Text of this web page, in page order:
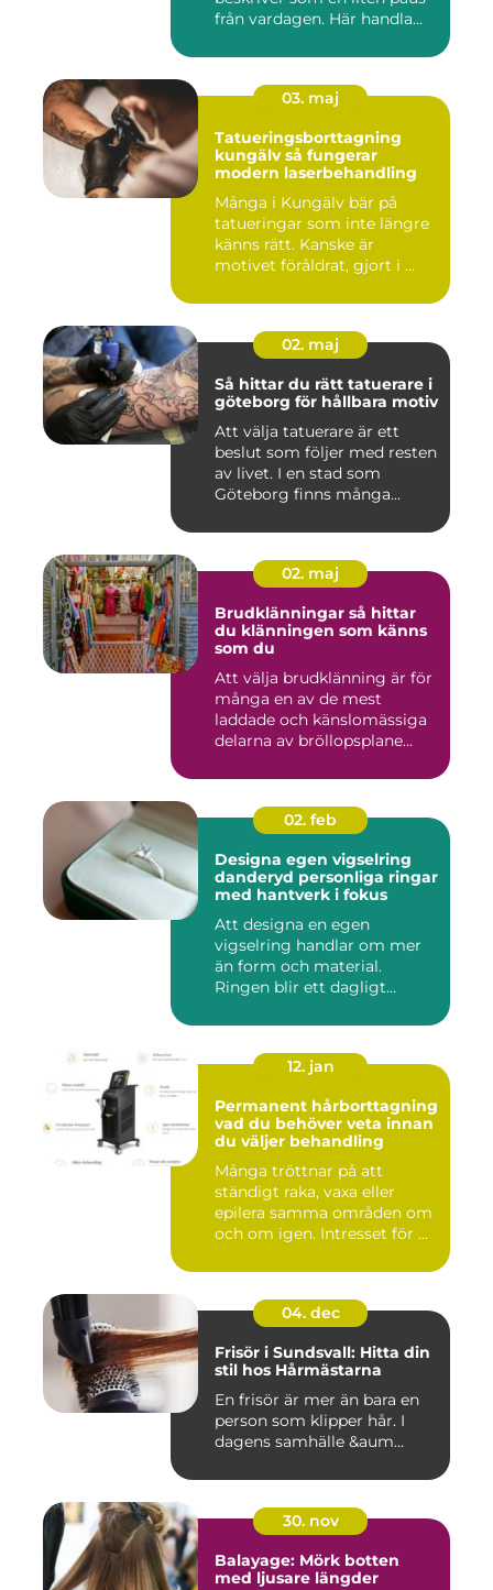
från vardagen. Här handla...
03. maj
Tatueringsborttagning
kungälv så fungerar
modern laserbehandling
Många i Kungälv bär på
tatueringar som inte längre
känns rätt. Kanske är
motivet föråldrat, gjort i ...
02. maj
Så hittar du rätt tatuerare i
göteborg för hållbara motiv
Att välja tatuerare är ett
beslut som följer med resten
av livet. I en stad som
Göteborg finns många...
02. maj
Brudklänningar så hittar
du klänningen som känns
som du
Att välja brudklänning är för
många en av de mest
laddade och känslomässiga
delarna av bröllopsplane...
02. feb
Designa egen vigselring
danderyd personliga ringar
med hantverk i fokus
Att designa en egen
vigselring handlar om mer
än form och material.
Ringen blir ett dagligt
12. jan
Permanent hårborttagning
vad du behöver veta innan
du väljer behandling
Många tröttnar på att
ständigt raka, vaxa eller
epilera samma områden om
och om igen. Intresset för ...
04. dec
Frisör i Sundsvall: Hitta din
stil hos Hårmästarna
En frisör är mer än bara en
person som klipper hår. I
dagens samhälle &aum...
30. nov
Balayage: Mörk botten
med ljusare längder